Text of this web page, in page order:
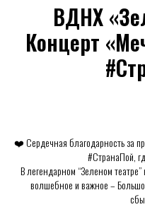
ВДНХ
Концерт
❤️ Сердечная благодарность за
#СтранаПой,
В легендарном “Зеленом
волшебное и важное –